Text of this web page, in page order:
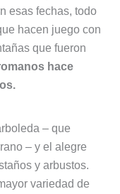
esas fechas, todo
hacen juego con
que fueron
hace
– que
– y el alegre
y arbustos.
variedad de